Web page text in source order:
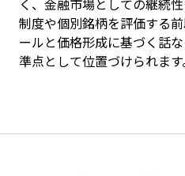
く、金融市場としての継続
制度や個別銘柄を評価する
ールと価格形成に基づく話
準点として位置づけられます